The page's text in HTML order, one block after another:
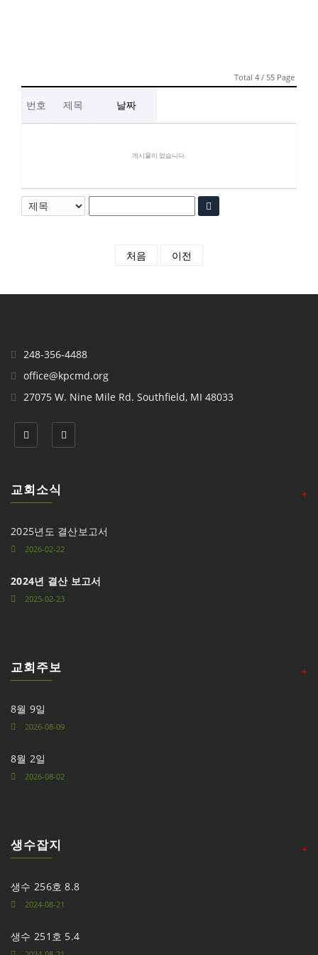
Total 4 / 55 Page
번호 제목 날짜
게시물이 없습니다.
처음 이전
248-356-4488
office@kpcmd.org
27075 W. Nine Mile Rd. Southfield, MI 48033
교회소식 +
2025년도 결산보고서
2026-02-22
2024년 결산 보고서
2025-02-23
교회주보 +
8월 9일
2026-08-09
8월 2일
2026-08-02
생수잡지 +
생수 256호 8.8
2024-08-21
생수 251호 5.4